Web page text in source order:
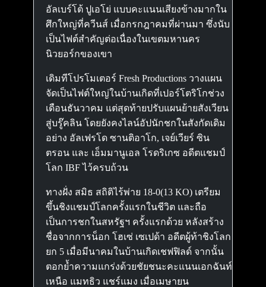
อัลเบร์โต้ ปูเอโย่ แบบคะแนนเสียงข้างมากใน
ศึกใหญ่ที่ควีนส์ เมื่อกรกฎาคมที่ผ่านมา ซึ่งนับ
เป็นไฟต์สำคัญต่อเนื่องในเขตมหานคร
นิวยอร์กของเขา
เดิมทีโปรโมเตอร์ Fresh Productions วางแผน
จัดเป็นไฟต์ใหญ่ในบ้านเกิดที่เปอร์โตริโกช่วง
เดือนธันวาคม แต่สุดท้ายปรับแผนย้ายสังเวียน
สู่บรู๊คลิน โดยยังคงไลน์อัปนักชกในสังกัดเดิม
อย่าง อัลเฟรโด ซานติอาโก, เจย์เวียร์ ซิน
ตรอน และ เอ็มมานูเอล โรดริเกซ อดีตแชมป์
โลก IBF ไว้ครบถ้วน
ทางฝั่ง สมิธ สถิติไร้พ่าย 18-0(13 KO) เตรียม
ขึ้นชิงแชมป์โลกครั้งแรกในชีวิต และถือ
เป็นการชกในสหรัฐฯ ครั้งแรกด้วย หลังสร้าง
ชื่อจากการน็อก โฮเซ่ เซเปด้า อดีตผู้ท้าชิงโลก
ยก 5 เมื่อมีนาคมในบ้านเกิดเชฟฟิลด์ จากนั้น
ตอกย้ำความแกร่งด้วยชัยชนะคะแนนเอกฉันท์
เหนือ แมทธิว แชร์แมง เมื่อเมษายน